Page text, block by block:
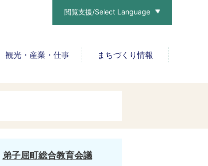
閲覧支援/Select Language
観光・産業・仕事 まちづくり情報
弟子屈町総合教育会議